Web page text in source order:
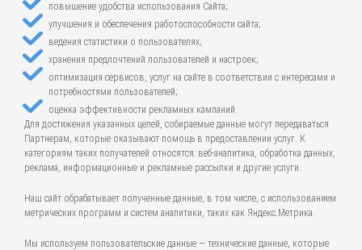
повышение удобства использования Сайта;
улучшения и обеспечения работоспособности сайта;
ведения статистики о пользователях;
хранения предпочтений пользователей и настроек;
оптимизация сервисов, услуг на сайте в соответствии с интересами и
потребностями пользователей;
оценка эффективности рекламных кампаний.
Для достижения указанных целей, собираемые данные могут передаваться
Партнерам, которые оказывают помощь в предоставлении услуг. К
категориям таких получателей относятся: веб-аналитика, обработка данных,
реклама, информационные и рекламные рассылки и другие услуги.
Наш сайт обрабатывает полученные данные, в том числе, с использованием
метрических программ и систем аналитики, таких как Яндекс.Метрика.
Мы используем пользовательские данные — технические данные, которые